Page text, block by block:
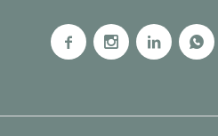
   